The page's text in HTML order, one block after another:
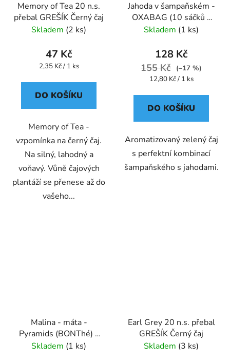
Memory of Tea 20 n.s.
přebal GREŠÍK Černý čaj
Skladem (2 ks)
47 Kč
Měrná
2,35 Kč / 1 ks
DO KOŠÍKU
Memory of Tea -
vzpomínka na černý čaj.
Na silný, lahodný a
voňavý. Vůně čajových
plantáží se přenese až do
vašeho...
Jahoda v šampaňském -
OXABAG (10 sáčků x
4g) - Oxalis
Skladem (1 ks)
128 Kč
155 Kč
(–17 %)
Měrná
12,80 Kč / 1 ks
DO KOŠÍKU
Aromatizovaný zelený čaj
s perfektní kombinací
šampaňského s jahodami.
Malina - máta -
Pyramids (BONThé) -
Oxalis
Skladem (1 ks)
Earl Grey 20 n.s. přebal
GREŠÍK Černý čaj
Skladem (3 ks)